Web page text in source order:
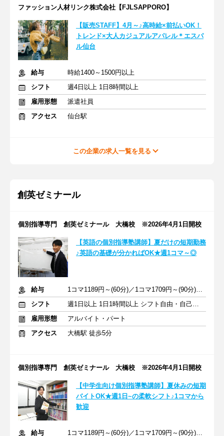
ファッション人材リンク株式会社【FJLSAPPORO】
【販売STAFF】4月～♪高時給×前払いOK！
トレンド×大人カジュアルアパレル＊エスパ
ル仙台
給与
時給1400～1500円以上
シフト
週4日以上 1日8時間以上
雇用形態
派遣社員
アクセス
仙台駅
この企業の求人一覧を見る
創英ゼミナール
個別指導専門 創英ゼミナール 大橋校 ※2026年4月1日開校
【英語の個別指導塾講師】夏だけの短期勤務
♪英語の基礎が分かればOK★週1コマ～◎
給与
1コマ1189円～(60分)／1コマ1709円～(90分) ※準備報告手当込み
シフト
週1日以上 1日1時間以上 シフト自由・自己申告
雇用形態
アルバイト・パート
アクセス
大橋駅 徒歩5分
個別指導専門 創英ゼミナール 大橋校 ※2026年4月1日開校
【中学生向け個別指導塾講師】夏休みの短期
バイトOK★週1日~の柔軟シフト♪1コマから
歓迎
給与 1コマ1189円～(60分)／1コマ1709円～(90分) ※準備報告手当込み